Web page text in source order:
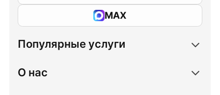
MAX
Популярные услуги
О нас